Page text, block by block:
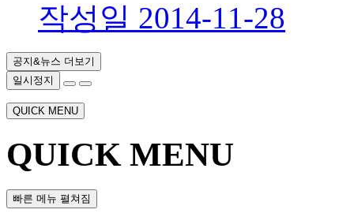
작성일 2014-11-28
공지&뉴스 더보기
일시정지
QUICK MENU
QUICK MENU
빠른 메뉴 펼쳐짐